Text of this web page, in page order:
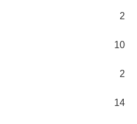
2
10
2
14